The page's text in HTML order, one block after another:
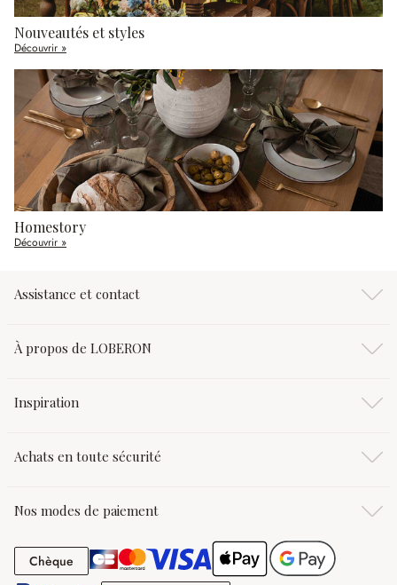
Nouveautés et styles
Découvrir »
Homestory
Découvrir »
Assistance et contact
À propos de LOBERON
Inspiration
Achats en toute sécurité
Nos modes de paiement
Chèque Chèque